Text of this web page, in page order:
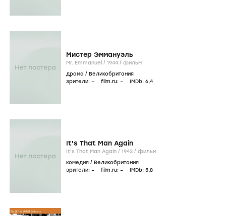
Мистер Эммануэль
Mr. Emmanuel / 1944 / фильм
драма / Великобритания
зрители: – film.ru: – IMDb: 6,4
It's That Man Again
It's That Man Again / 1943 / фильм
комедия / Великобритания
зрители: – film.ru: – IMDb: 5,8